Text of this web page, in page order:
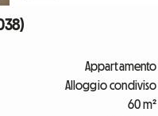
Appartamento
Alloggio condiviso
60 m²